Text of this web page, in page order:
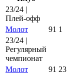
23/24 |
Плей-офф
Молот
91 1
23/24 |
Регулярный
чемпионат
Молот
91 23